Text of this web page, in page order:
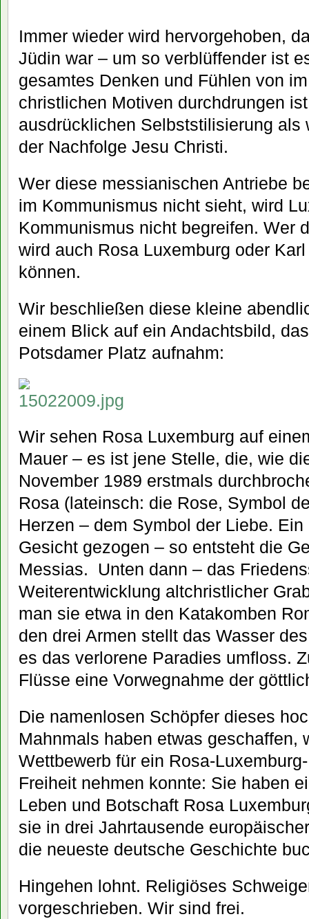
Immer wieder wird hervorgehoben,
Jüdin war – um so verblüffender ist
gesamtes Denken und Fühlen von
christlichen Motiven durchdrungen
ausdrücklichen Selbststilisierung als
der Nachfolge Jesu Christi.
Wer diese messianischen Antriebe
im Kommunismus nicht sieht, wird
Kommunismus nicht begreifen. Wer
wird auch Rosa Luxemburg oder
können.
Wir beschließen diese kleine
einem Blick auf ein Andachtsbild,
Potsdamer Platz aufnahm:
Wir sehen Rosa Luxemburg auf
Mauer – es ist jene Stelle, die, wie
November 1989 erstmals
Rosa (lateinsch: die Rose, Symbol
Herzen – dem Symbol der Liebe.
Gesicht gezogen – so entsteht die
Messias. Unten dann – das
Weiterentwicklung altchristlicher
man sie etwa in den Katakomben
den drei Armen stellt das Wasser
es das verlorene Paradies umfloss.
Flüsse eine Vorwegnahme der
Die namenlosen Schöpfer dieses
Mahnmals haben etwas geschaffen,
Wettbewerb für ein Rosa-
Freiheit nehmen konnte: Sie haben
Leben und Botschaft Rosa
sie in drei Jahrtausende
die neueste deutsche Geschichte
Hingehen lohnt. Religiöses
vorgeschrieben. Wir sind frei.